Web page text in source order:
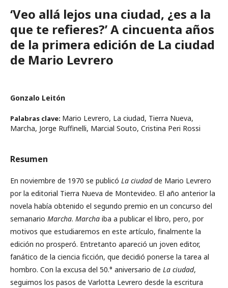
‘Veo allá lejos una ciudad, ¿es a la
que te refieres?’ A cincuenta años
de la primera edición de La ciudad
de Mario Levrero
Gonzalo Leitón
Palabras clave: Mario Levrero, La ciudad, Tierra Nueva,
Marcha, Jorge Ruffinelli, Marcial Souto, Cristina Peri Rossi
Resumen
En noviembre de 1970 se publicó La ciudadde Mario Levrero
por la editorial Tierra Nueva de Montevideo. El año anterior la
novela había obtenido el segundo premio en un concurso del
semanario Marcha. Marcha iba a publicar el libro, pero, por
motivos que estudiaremos en este artículo, finalmente la
edición no prosperó. Entretanto apareció un joven editor,
fanático de la ciencia ficción, que decidió ponerse la tarea al
hombro. Con la excusa del 50.° aniversario de La ciudad,
seguimos los pasos de Varlotta Levrero desde la escritura